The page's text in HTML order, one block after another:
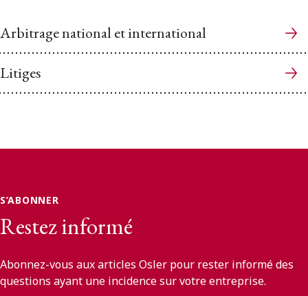
Arbitrage national et international
Litiges
S’ABONNER
Restez informé
Abonnez-vous aux articles Osler pour rester informé des
questions ayant une incidence sur votre entreprise.